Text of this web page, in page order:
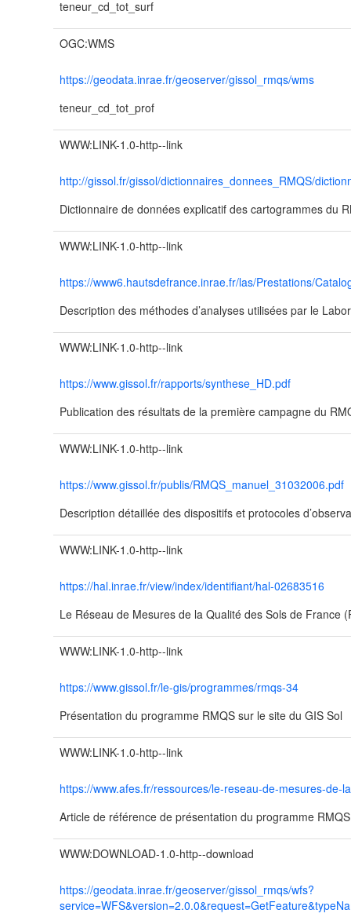
teneur_cd_tot_surf
OGC:WMS
https://geodata.inrae.fr/geoserver/gissol_rmqs/wms
teneur_cd_tot_prof
WWW:LINK-1.0-http--link
http://gissol.fr/gissol/dictionnaires_donnees_RMQS/
Dictionnaire de données explicatif des cartogrammes du
WWW:LINK-1.0-http--link
https://www6.hautsdefrance.inrae.fr/las/Prestations/
Description des méthodes d’analyses utilisées par le
WWW:LINK-1.0-http--link
https://www.gissol.fr/rapports/synthese_HD.pdf
Publication des résultats de la première campagne du
WWW:LINK-1.0-http--link
https://www.gissol.fr/publis/RMQS_manuel_31032006.pdf
Description détaillée des dispositifs et protocoles
WWW:LINK-1.0-http--link
https://hal.inrae.fr/view/index/identifiant/hal-02683516
Le Réseau de Mesures de la Qualité des Sols de France
WWW:LINK-1.0-http--link
https://www.gissol.fr/le-gis/programmes/rmqs-34
Présentation du programme RMQS sur le site du GIS Sol
WWW:LINK-1.0-http--link
https://www.afes.fr/ressources/le-reseau-de-mesures-de-
Article de référence de présentation du programme
WWW:DOWNLOAD-1.0-http--download
https://geodata.inrae.fr/geoserver/gissol_rmqs/wfs?